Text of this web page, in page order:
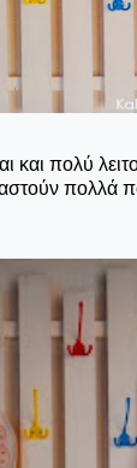
και πολύ
πολλά